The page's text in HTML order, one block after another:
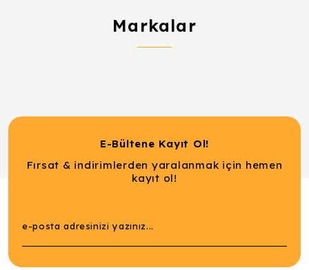
Markalar
E-Bültene Kayıt Ol!
Fırsat & indirimlerden yaralanmak için hemen
kayıt ol!